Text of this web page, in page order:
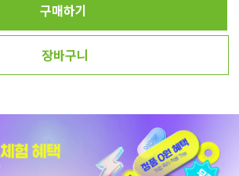
구매하기
장바구니